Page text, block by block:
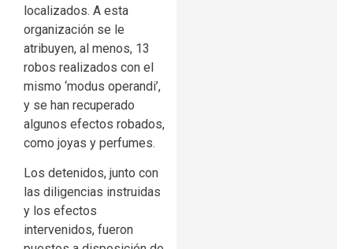
localizados. A esta
organización se le
atribuyen, al menos, 13
robos realizados con el
mismo ‘modus operandi’,
y se han recuperado
algunos efectos robados,
como joyas y perfumes.
Los detenidos, junto con
las diligencias instruidas
y los efectos
intervenidos, fueron